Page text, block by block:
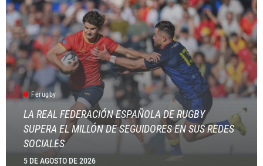
Ferugby
LA REAL FEDERACIÓN ESPAÑOLA DE RUGBY
SUPERA EL MILLÓN DE SEGUIDORES EN SUS REDES
SOCIALES
5 DE AGOSTO DE 2026